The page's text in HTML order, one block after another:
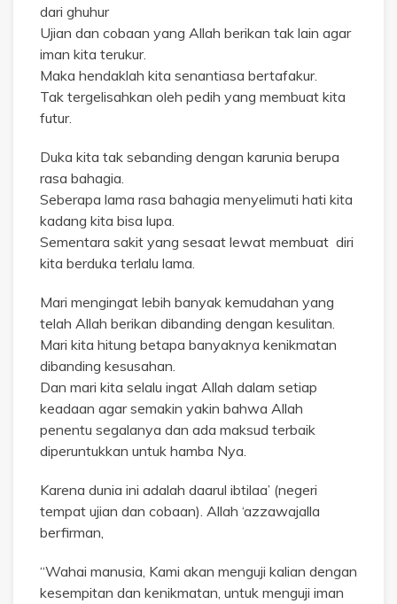
dari ghuhur
Ujian dan cobaan yang Allah berikan tak lain agar
iman kita terukur.
Maka hendaklah kita senantiasa bertafakur.
Tak tergelisahkan oleh pedih yang membuat kita
futur.
Duka kita tak sebanding dengan karunia berupa
rasa bahagia.
Seberapa lama rasa bahagia menyelimuti hati kita
kadang kita bisa lupa.
Sementara sakit yang sesaat lewat membuat diri
kita berduka terlalu lama.
Mari mengingat lebih banyak kemudahan yang
telah Allah berikan dibanding dengan kesulitan.
Mari kita hitung betapa banyaknya kenikmatan
dibanding kesusahan.
Dan mari kita selalu ingat Allah dalam setiap
keadaan agar semakin yakin bahwa Allah
penentu segalanya dan ada maksud terbaik
diperuntukkan untuk hamba Nya.
Karena dunia ini adalah daarul ibtilaa’ (negeri
tempat ujian dan cobaan). Allah ‘azzawajalla
berfirman,
“Wahai manusia, Kami akan menguji kalian dengan
kesempitan dan kenikmatan, untuk menguji iman